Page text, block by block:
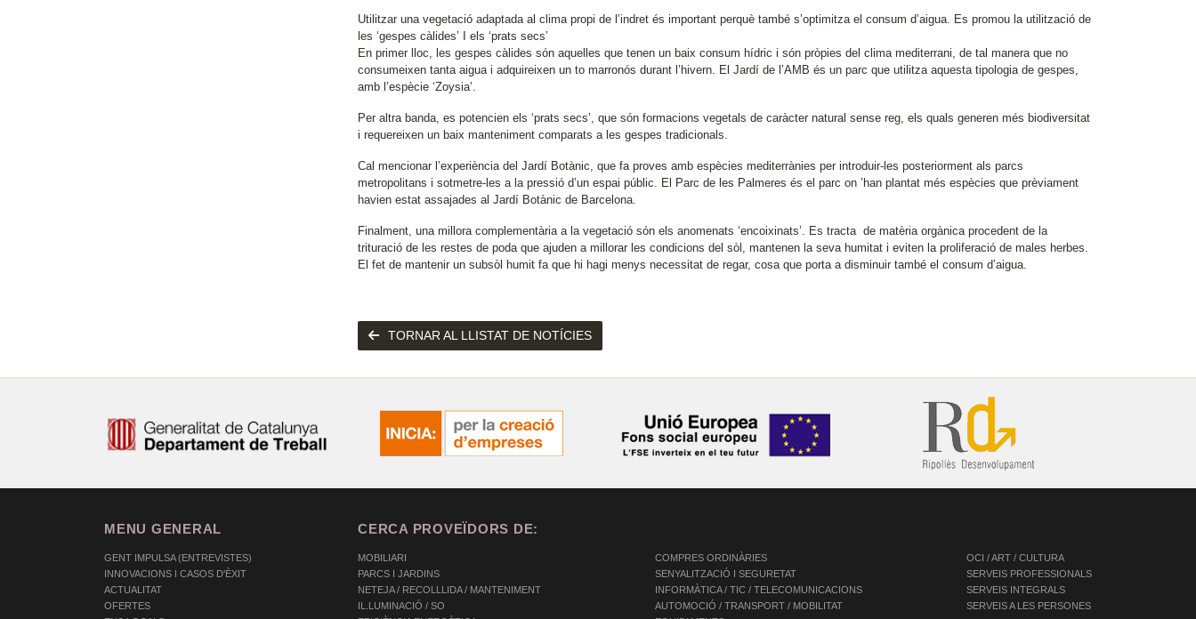
Utilitzar una vegetació adaptada al clima propi de l’indret és important perquè també s’optimitza el consum d’aigua. Es promou la utilització de
les ‘gespes càlides’ I els ‘prats secs’
En primer lloc, les gespes càlides són aquelles que tenen un baix consum hídric i són pròpies del clima mediterrani, de tal manera que no
consumeixen tanta aigua i adquireixen un to marronós durant l’hivern. El Jardí de l’AMB és un parc que utilitza aquesta tipologia de gespes,
amb l’espècie ‘Zoysia’.
Per altra banda, es potencien els ‘prats secs’, que són formacions vegetals de caràcter natural sense reg, els quals generen més biodiversitat
i requereixen un baix manteniment comparats a les gespes tradicionals.
Cal mencionar l’experiència del Jardí Botànic, que fa proves amb espècies mediterrànies per introduir-les posteriorment als parcs
metropolitans i sotmetre-les a la pressió d’un espai públic. El Parc de les Palmeres és el parc on ’han plantat més espècies que prèviament
havien estat assajades al Jardí Botànic de Barcelona.
Finalment, una millora complementària a la vegetació són els anomenats ‘encoixinats’. Es tracta de matèria orgànica procedent de la
trituració de les restes de poda que ajuden a millorar les condicions del sòl, mantenen la seva humitat i eviten la proliferació de males herbes.
El fet de mantenir un subsòl humit fa que hi hagi menys necessitat de regar, cosa que porta a disminuir també el consum d’aigua.
TORNAR AL LLISTAT DE NOTÍCIES
MENU GENERAL
GENT IMPULSA (ENTREVISTES)
INNOVACIONS I CASOS D'ÈXIT
ACTUALITAT
OFERTES
CERCA PROVEÏDORS DE:
MOBILIARI
PARCS I JARDINS
NETEJA / RECOLLLIDA / MANTENIMENT
IL.LUMINACIÓ / SO
COMPRES ORDINÀRIES
SENYALITZACIÓ I SEGURETAT
INFORMÀTICA / TIC / TELECOMUNICACIONS
AUTOMOCIÓ / TRANSPORT / MOBILITAT
OCI / ART / CULTURA
SERVEIS PROFESSIONALS
SERVEIS INTEGRALS
SERVEIS A LES PERSONES